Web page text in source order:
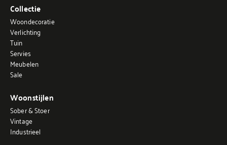
Collectie
Woondecoratie
Verlichting
Tuin
Servies
Meubelen
Sale
Woonstijlen
Sober & Stoer
Vintage
Industrieel